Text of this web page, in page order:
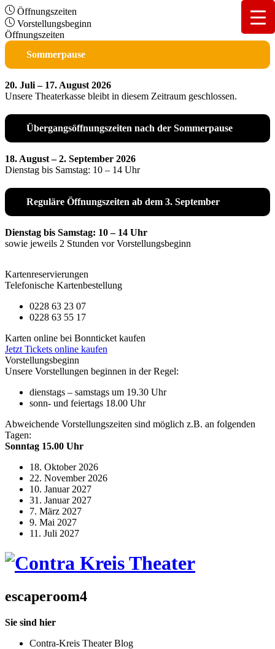
Öffnungszeiten
Vorstellungsbeginn
Öffnungszeiten
Sommerpause
20. Juli – 17. August 2026
Unsere Theaterkasse bleibt in diesem Zeitraum geschlossen.
Übergangsöffnungszeiten nach der Sommerpause
18. August – 2. September 2026
Dienstag bis Samstag: 10 – 14 Uhr
Reguläre Öffnungszeiten ab dem 3. September
Dienstag bis Samstag: 10 – 14 Uhr
sowie jeweils 2 Stunden vor Vorstellungsbeginn
Kartenreservierungen
Telefonische Kartenbestellung
0228 63 23 07
0228 63 55 17
Karten online bei Bonnticket kaufen
Jetzt Tickets online kaufen
Vorstellungsbeginn
Unsere Vorstellungen beginnen in der Regel:
dienstags – samstags um 19.30 Uhr
sonn- und feiertags 18.00 Uhr
Abweichende Vorstellungszeiten sind möglich z.B. an folgenden
Tagen:
Sonntag 15.00 Uhr
18. Oktober 2026
22. November 2026
10. Januar 2027
31. Januar 2027
7. März 2027
9. Mai 2027
11. Juli 2027
escaperoom4
Sie sind hier
Contra-Kreis Theater Blog